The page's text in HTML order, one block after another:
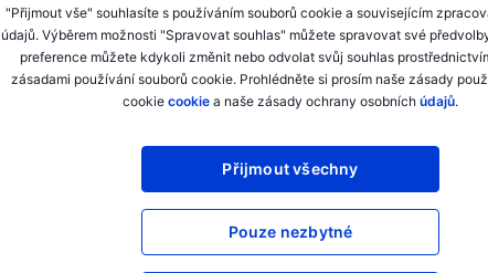
"Přijmout vše" souhlasíte s používáním souborů cookie a souvisejícím
údajů. Výběrem možnosti "Spravovat souhlas" můžete spravovat své
preference můžete kdykoli změnit nebo odvolat svůj souhlas
zásadami používání souborů cookie. Prohlédněte si prosím naše zásady
cookie cookie a naše zásady ochrany osobních údajů.
Přijmout všechny
Pouze nezbytné
XXXXXXX
XXXXXXX
XXXXXXX
XXXXXXX
XXXXXXX